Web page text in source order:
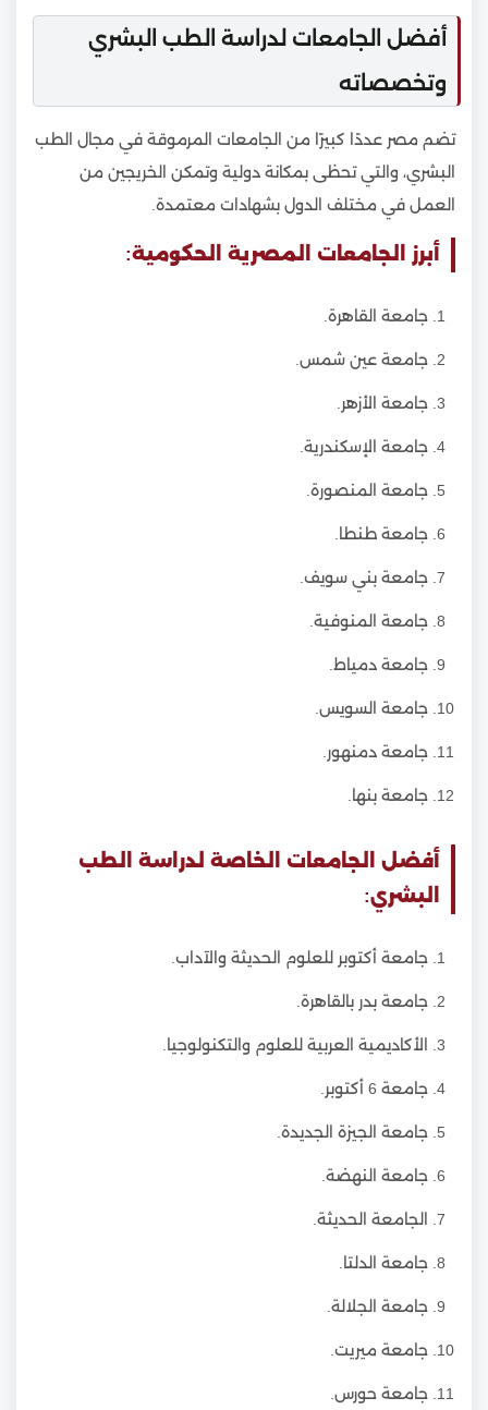
أفضل الجامعات لدراسة الطب البشري
وتخصصاته
تضم مصر عددًا كبيرًا من الجامعات المرموقة في مجال الطب
البشري، والتي تحظى بمكانة دولية وتمكن الخريجين من
العمل في مختلف الدول بشهادات معتمدة.
أبرز الجامعات المصرية الحكومية:
جامعة القاهرة.
جامعة عين شمس.
جامعة الأزهر.
جامعة الإسكندرية.
جامعة المنصورة.
جامعة طنطا.
جامعة بني سويف.
جامعة المنوفية.
جامعة دمياط.
جامعة السويس.
جامعة دمنهور.
جامعة بنها.
أفضل الجامعات الخاصة لدراسة الطب
البشري:
جامعة أكتوبر للعلوم الحديثة والآداب.
جامعة بدر بالقاهرة.
الأكاديمية العربية للعلوم والتكنولوجيا.
جامعة 6 أكتوبر.
جامعة الجيزة الجديدة.
جامعة النهضة.
الجامعة الحديثة.
جامعة الدلتا.
جامعة الجلالة.
جامعة ميريت.
جامعة حورس.